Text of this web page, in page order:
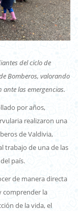
del ciclo de
Bomberos, valorando
las emergencias.
por años,
realizaron una
de Valdivia,
trabajo de una de las
país.
de manera directa
comprender la
de la vida, el